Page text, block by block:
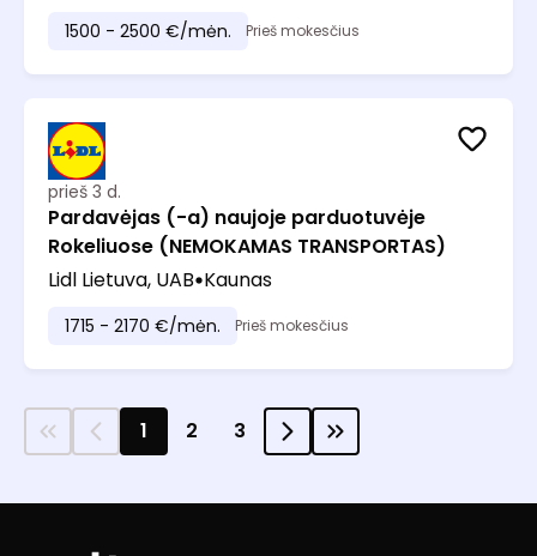
1500 - 2500 €/mėn. Prieš mokesčius
prieš 3 d.
Pardavėjas (-a) naujoje parduotuvėje
Rokeliuose (NEMOKAMAS TRANSPORTAS)
Lidl Lietuva, UAB Kaunas
1715 - 2170 €/mėn. Prieš mokesčius
1 2 3